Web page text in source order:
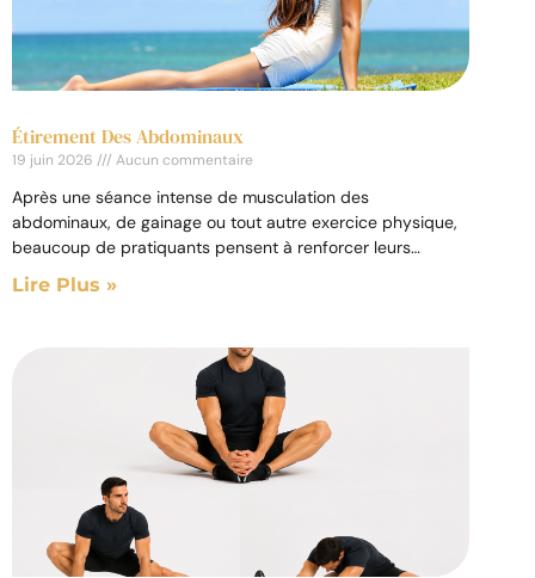
Étirement Des Abdominaux
19 juin 2026 Aucun commentaire
Après une séance intense de musculation des
abdominaux, de gainage ou tout autre exercice physique,
beaucoup de pratiquants pensent à renforcer leurs
muscles, mais oublient
Lire Plus »